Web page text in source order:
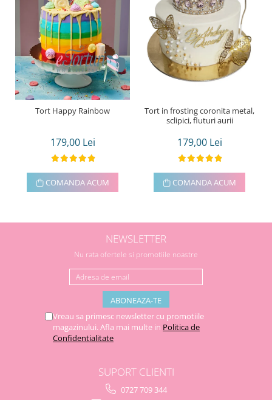
Tort Happy Rainbow
179,00 Lei
COMANDA ACUM
Tort in frosting coronita metal,
sclipici, fluturi aurii
179,00 Lei
COMANDA ACUM
NEWSLETTER
Nu rata ofertele si promotiile noastre
Vreau sa primesc newsletter cu promotiile
magazinului. Afla mai multe in Politica de
Confidentialitate
SUPORT CLIENTI
0727 709 344